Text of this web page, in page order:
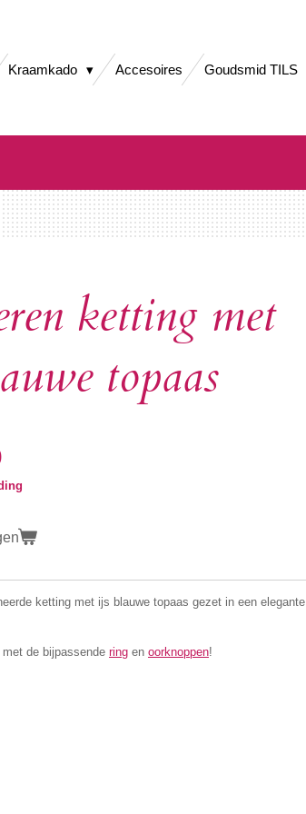
Kraamkado Accesoires Goudsmid TILS
ketting met
topaas
ketting met ijs blauwe topaas gezet in een elegante
de bijpassende ring en oorknoppen!